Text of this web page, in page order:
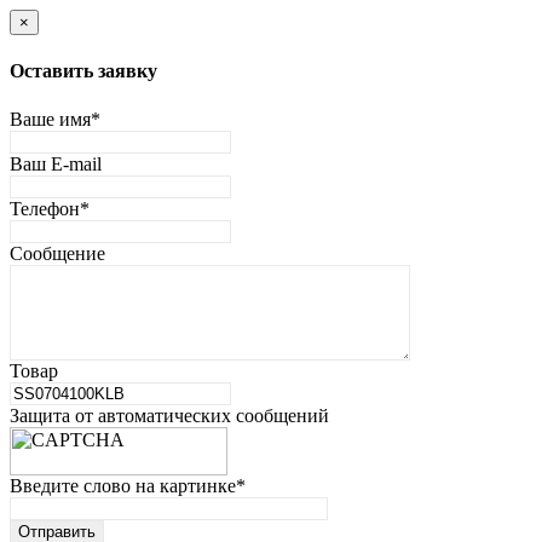
×
Оставить заявку
Ваше имя*
Ваш E-mail
Телефон*
Сообщение
Товар
Защита от автоматических сообщений
Введите слово на картинке*